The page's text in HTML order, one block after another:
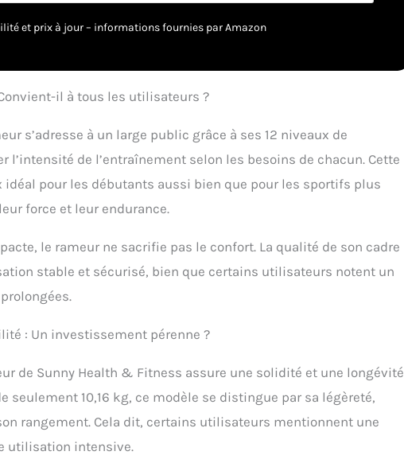
dans une voiture. 【RÉSISTANCE FLUIDE】 12 niveaux de
la résistance d'un simple tour de molette pour cibler différents
pratique pour maintenir votre téléphone en sécurité, vous
permettant de rester motivé et diverti pendant votre
entraînement tout en surveillant vos progrès sur l'affichage
numérique. 【ASSEMBLAGE RAPIDE ET FACILE】 Conçu pour
être facile à utiliser et à assembler. Aucun montage compliqué,
il suffit de fixer les barres stabilisatrices, le siège, les pédales et
Temps d'assemblage : moins de 5 minutes.
et prix à jour – informations fournies par Amazon
il à tous les utilisateurs ?
s’adresse à un large public grâce à ses 12 niveaux de
l’intensité de l’entraînement selon les besoins de chacun. Cette
pour les débutants aussi bien que pour les sportifs plus
force et leur endurance.
le rameur ne sacrifie pas le confort. La qualité de son cadre
stable et sécurisé, bien que certains utilisateurs notent un
: Un investissement pérenne ?
de Sunny Health & Fitness assure une solidité et une longévité
seulement 10,16 kg, ce modèle se distingue par sa légèreté,
rangement. Cela dit, certains utilisateurs mentionnent une
utilisation intensive.